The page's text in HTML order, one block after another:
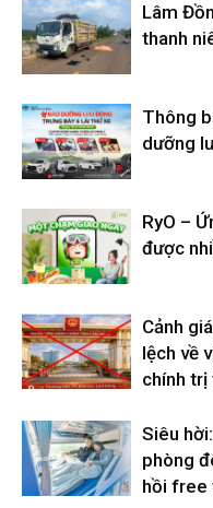
Lâm
thanh
Thông
dưỡng
RyO –
được
Cảnh
lệch về
chính trị
Siêu
phòng
hồi free